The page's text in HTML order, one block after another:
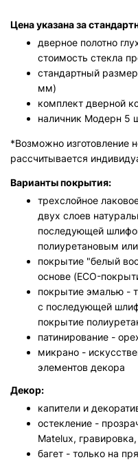
Цена указана за
дверное полотно
стоимость стекла
стандартный
мм)
комплект дверной
наличник Модерн 5
*Возможно изготовление
рассчитывается
Варианты покрытия:
трехслойное
двух слоев
последующей
полиуретановым
покрытие "белый
основе (ECO-
покрытие эмалью -
с последующей
покрытие
патинирование -
микрано -
элементов декора
Декор:
капители и
остекление -
Matelux,
багет - только на